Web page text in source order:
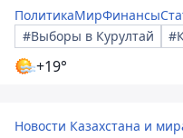
ПолитикаМирФинансы
#Выборы в Курултай
+19°
Новости Казахстана и